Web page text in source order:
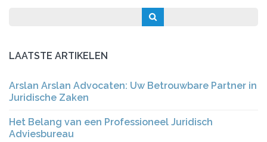
LAATSTE ARTIKELEN
Arslan Arslan Advocaten: Uw Betrouwbare Partner in
Juridische Zaken
Het Belang van een Professioneel Juridisch
Adviesbureau